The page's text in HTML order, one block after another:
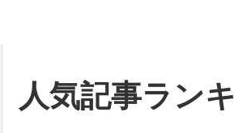
人気記事ランキ